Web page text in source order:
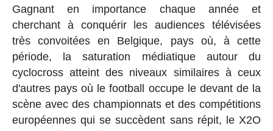
Gagnant en importance chaque année et
cherchant à conquérir les audiences télévisées
très convoitées en Belgique, pays où, à cette
période, la saturation médiatique autour du
cyclocross atteint des niveaux similaires à ceux
d'autres pays où le football occupe le devant de la
scène avec des championnats et des compétitions
européennes qui se succèdent sans répit, le X2O